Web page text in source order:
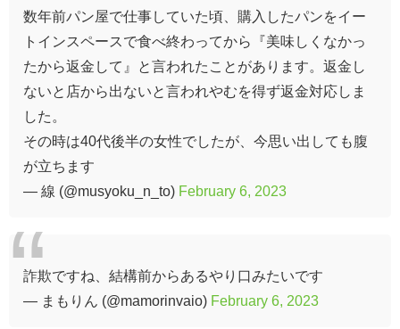
数年前パン屋で仕事していた頃、購入したパンをイー
トインスペースで食べ終わってから『美味しくなかっ
たから返金して』と言われたことがあります。返金し
ないと店から出ないと言われやむを得ず返金対応しま
した。
その時は40代後半の女性でしたが、今思い出しても腹
が立ちます
— 線 (@musyoku_n_to) February 6, 2023
詐欺ですね、結構前からあるやり口みたいです
— まもりん (@mamorinvaio) February 6, 2023